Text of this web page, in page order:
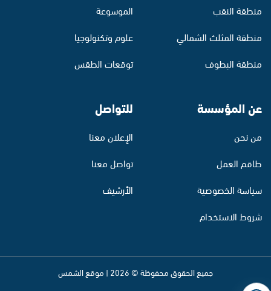
منطقة النقب
منطقة المثلث الشمالي
منطقة البطوف
الموسوعة
علوم وتكنولوجيا
توقعات الطقس
عن المؤسسة
من نحن
طاقم العمل
سياسة الخصوصية
شروط الاستخدام
للتواصل
الإعلان معنا
تواصل معنا
الأرشيف
جميع الحقوق محفوظة © 2026 | موقع الشمس